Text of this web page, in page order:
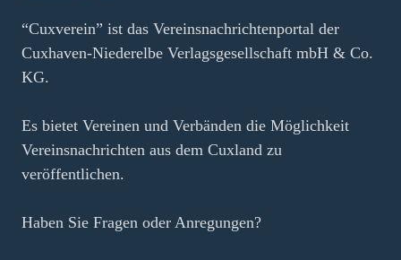
“Cuxverein” ist das Vereinsnachrichtenportal der
Cuxhaven-Niederelbe Verlagsgesellschaft mbH & Co.
KG.
Es bietet Vereinen und Verbänden die Möglichkeit
Vereinsnachrichten aus dem Cuxland zu
veröffentlichen.
Haben Sie Fragen oder Anregungen?